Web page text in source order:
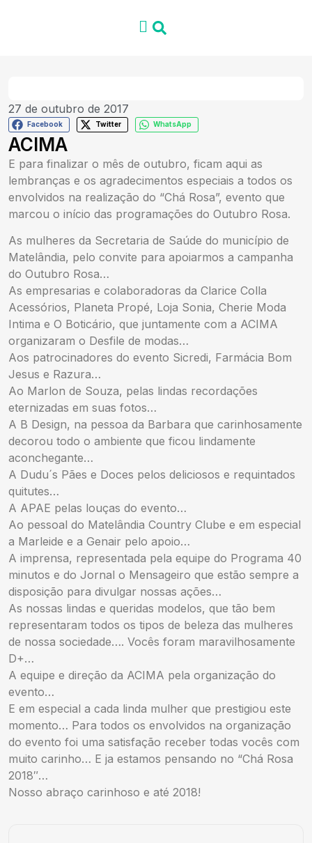
27 de outubro de 2017
Facebook Twitter WhatsApp
ACIMA
E para finalizar o mês de outubro, ficam aqui as
lembranças e os agradecimentos especiais a todos os
envolvidos na realização do “Chá Rosa”, evento que
marcou o início das programações do Outubro Rosa.
As mulheres da Secretaria de Saúde do município de
Matelândia, pelo convite para apoiarmos a campanha
do Outubro Rosa…
As empresarias e colaboradoras da Clarice Colla
Acessórios, Planeta Propé, Loja Sonia, Cherie Moda
Intima e O Boticário, que juntamente com a ACIMA
organizaram o Desfile de modas…
Aos patrocinadores do evento Sicredi, Farmácia Bom
Jesus e Razura…
Ao Marlon de Souza, pelas lindas recordações
eternizadas em suas fotos…
A B Design, na pessoa da Barbara que carinhosamente
decorou todo o ambiente que ficou lindamente
aconchegante…
A Dudu´s Pães e Doces pelos deliciosos e requintados
quitutes…
A APAE pelas louças do evento…
Ao pessoal do Matelândia Country Clube e em especial
a Marleide e a Genair pelo apoio…
A imprensa, representada pela equipe do Programa 40
minutos e do Jornal o Mensageiro que estão sempre a
disposição para divulgar nossas ações…
As nossas lindas e queridas modelos, que tão bem
representaram todos os tipos de beleza das mulheres
de nossa sociedade…. Vocês foram maravilhosamente
D+…
A equipe e direção da ACIMA pela organização do
evento…
E em especial a cada linda mulher que prestigiou este
momento… Para todos os envolvidos na organização
do evento foi uma satisfação receber todas vocês com
muito carinho… E ja estamos pensando no “Chá Rosa
2018″…
Nosso abraço carinhoso e até 2018!